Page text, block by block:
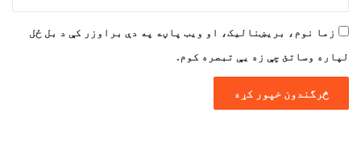
زما نوم، بریښنالیک، او ویب پاڼه په دې براوزر کې د بل ځل
لپاره وساتئ چې زه یې تبصره کوم.